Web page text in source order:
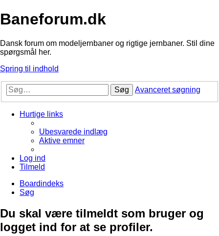
Baneforum.dk
Dansk forum om modeljernbaner og rigtige jernbaner. Stil dine
spørgsmål her.
Spring til indhold
Søg Avanceret søgning
Hurtige links
Ubesvarede indlæg
Aktive emner
Log ind
Tilmeld
Boardindeks
Søg
Du skal være tilmeldt som bruger og
logget ind for at se profiler.